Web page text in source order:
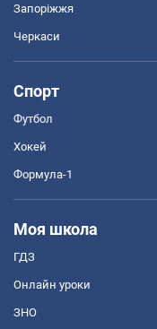
Запоріжжя
Черкаси
Спорт
Футбол
Хокей
Формула-1
Моя школа
ГДЗ
Онлайн уроки
ЗНО